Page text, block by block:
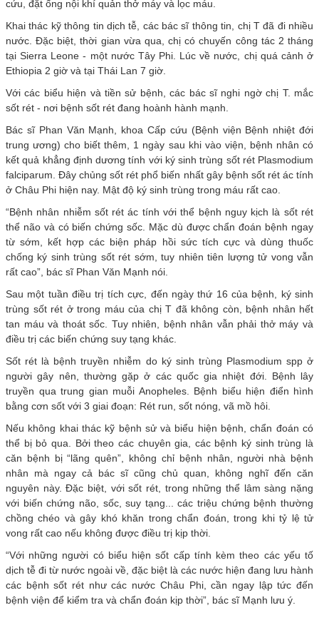
cứu, đặt ống nội khí quản thở máy và lọc máu.
Khai thác kỹ thông tin dịch tễ, các bác sĩ thông tin, chị T đã đi nhiều
nước. Đặc biệt, thời gian vừa qua, chị có chuyến công tác 2 tháng
tại Sierra Leone - một nước Tây Phi. Lúc về nước, chị quá cảnh ở
Ethiopia 2 giờ và tại Thái Lan 7 giờ.
Với các biểu hiện và tiền sử bệnh, các bác sĩ nghi ngờ chị T. mắc
sốt rét - nơi bệnh sốt rét đang hoành hành mạnh.
Bác sĩ Phan Văn Mạnh, khoa Cấp cứu (Bệnh viện Bệnh nhiệt đới
trung ương) cho biết thêm, 1 ngày sau khi vào viện, bệnh nhân có
kết quả khẳng định dương tính với ký sinh trùng sốt rét Plasmodium
falciparum. Đây chủng sốt rét phổ biến nhất gây bệnh sốt rét ác tính
ở Châu Phi hiện nay. Mật độ ký sinh trùng trong máu rất cao.
“Bệnh nhân nhiễm sốt rét ác tính với thể bệnh nguy kịch là sốt rét
thể não và có biến chứng sốc. Mặc dù được chẩn đoán bệnh ngay
từ sớm, kết hợp các biện pháp hồi sức tích cực và dùng thuốc
chống ký sinh trùng sốt rét sớm, tuy nhiên tiên lượng tử vong vẫn
rất cao”, bác sĩ Phan Văn Mạnh nói.
Sau một tuần điều trị tích cực, đến ngày thứ 16 của bệnh, ký sinh
trùng sốt rét ở trong máu của chị T đã không còn, bệnh nhân hết
tan máu và thoát sốc. Tuy nhiên, bệnh nhân vẫn phải thở máy và
điều trị các biến chứng suy tạng khác.
Sốt rét là bệnh truyền nhiễm do ký sinh trùng Plasmodium spp ở
người gây nên, thường gặp ở các quốc gia nhiệt đới. Bệnh lây
truyền qua trung gian muỗi Anopheles. Bệnh biểu hiện điển hình
bằng cơn sốt với 3 giai đoạn: Rét run, sốt nóng, vã mồ hôi.
Nếu không khai thác kỹ bệnh sử và biểu hiện bệnh, chẩn đoán có
thể bị bỏ qua. Bởi theo các chuyên gia, các bệnh ký sinh trùng là
căn bệnh bị “lãng quên”, không chỉ bệnh nhân, người nhà bệnh
nhân mà ngay cả bác sĩ cũng chủ quan, không nghĩ đến căn
nguyên này. Đặc biệt, với sốt rét, trong những thể lâm sàng nặng
với biến chứng não, sốc, suy tạng... các triệu chứng bệnh thường
chồng chéo và gây khó khăn trong chẩn đoán, trong khi tỷ lệ tử
vong rất cao nếu không được điều trị kịp thời.
“Với những người có biểu hiện sốt cấp tính kèm theo các yếu tố
dịch tễ đi từ nước ngoài về, đặc biệt là các nước hiện đang lưu hành
các bệnh sốt rét như các nước Châu Phi, cần ngay lập tức đến
bệnh viện để kiểm tra và chẩn đoán kịp thời”, bác sĩ Mạnh lưu ý.